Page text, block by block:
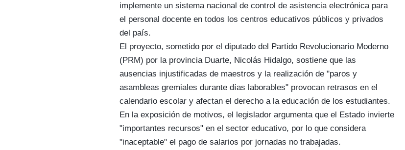
implemente un sistema nacional de control de asistencia electrónica para
el personal docente en todos los centros educativos públicos y privados
del país.
El proyecto, sometido por el diputado del Partido Revolucionario Moderno
(PRM) por la provincia Duarte, Nicolás Hidalgo, sostiene que las
ausencias injustificadas de maestros y la realización de "paros y
asambleas gremiales durante días laborables" provocan retrasos en el
calendario escolar y afectan el derecho a la educación de los estudiantes.
En la exposición de motivos, el legislador argumenta que el Estado invierte
"importantes recursos" en el sector educativo, por lo que considera
"inaceptable" el pago de salarios por jornadas no trabajadas.